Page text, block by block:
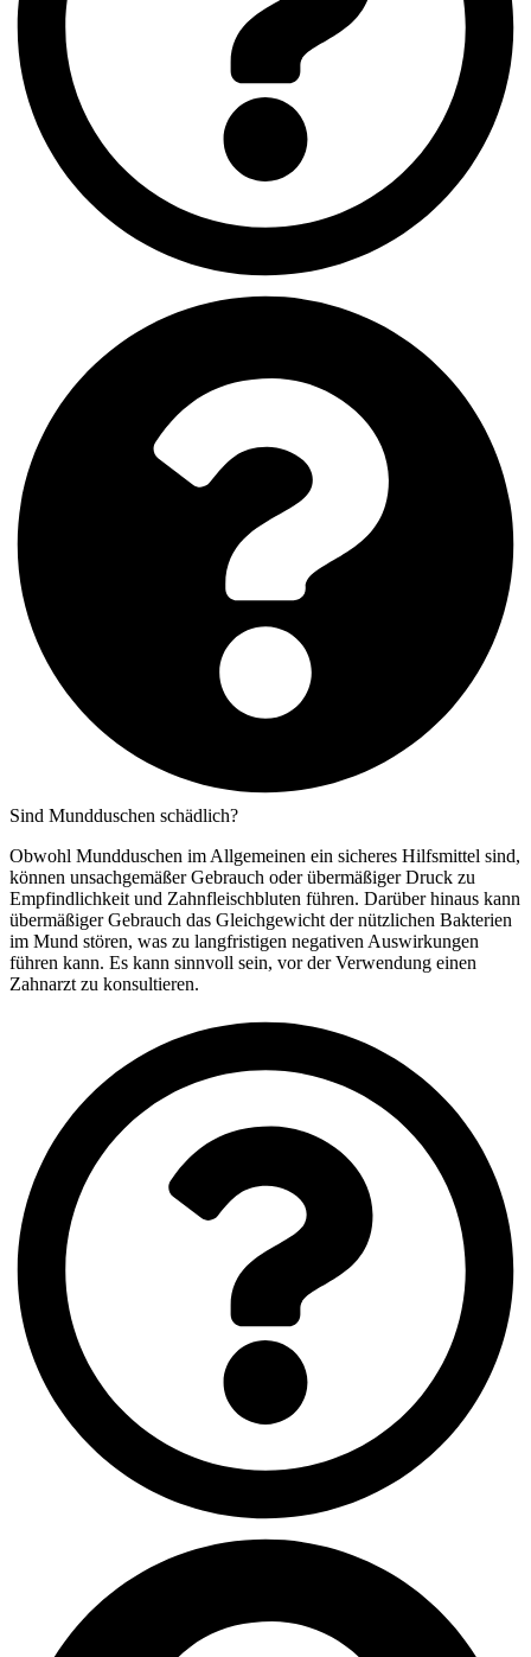
Sind Mundduschen schädlich?
Obwohl Mundduschen im Allgemeinen ein sicheres Hilfsmittel sind,
können unsachgemäßer Gebrauch oder übermäßiger Druck zu
Empfindlichkeit und Zahnfleischbluten führen. Darüber hinaus kann
übermäßiger Gebrauch das Gleichgewicht der nützlichen Bakterien
im Mund stören, was zu langfristigen negativen Auswirkungen
führen kann. Es kann sinnvoll sein, vor der Verwendung einen
Zahnarzt zu konsultieren.